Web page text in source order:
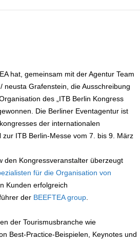
hat, gemeinsam mit der Agentur Team
neusta Grafenstein, die Ausschreibung
des „ITB Berlin Kongress
Die Berliner Eventagentur ist
der internationalen
ITB Berlin-Messe vom 7. bis 9. März
den Kongressveranstalter überzeugt
für die Organisation von
Kunden erfolgreich
der BEEFTEA group.
der Tourismusbranche wie
Best-Practice-Beispielen, Keynotes und